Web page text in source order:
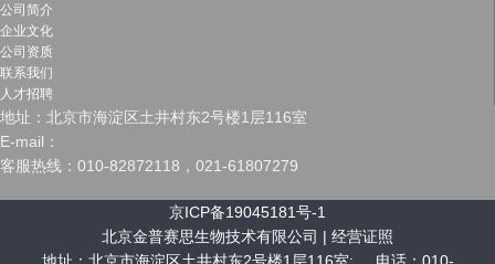
公司简介
企业文化
公司资质
联系我们
人才招聘
地址：北京市海淀区土井村东2号楼1层116室
E-mail：
客服热线：010-82872118，021-61807279
京ICP备19045181号-1
北京金普赛思生物技术有限公司 | 经营证照
地址：北京市海淀区土井村东2号楼1层116室; 电话：010-